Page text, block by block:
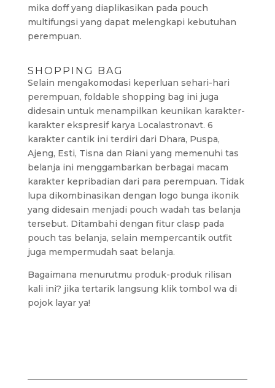
mika doff yang diaplikasikan pada pouch
multifungsi yang dapat melengkapi kebutuhan
perempuan.
SHOPPING BAG
Selain mengakomodasi keperluan sehari-hari
perempuan, foldable shopping bag ini juga
didesain untuk menampilkan keunikan karakter-
karakter ekspresif karya Localastronavt. 6
karakter cantik ini terdiri dari Dhara, Puspa,
Ajeng, Esti, Tisna dan Riani yang memenuhi tas
belanja ini menggambarkan berbagai macam
karakter kepribadian dari para perempuan. Tidak
lupa dikombinasikan dengan logo bunga ikonik
yang didesain menjadi pouch wadah tas belanja
tersebut. Ditambahi dengan fitur clasp pada
pouch tas belanja, selain mempercantik outfit
juga mempermudah saat belanja.
Bagaimana menurutmu produk-produk rilisan
kali ini? jika tertarik langsung klik tombol wa di
pojok layar ya!